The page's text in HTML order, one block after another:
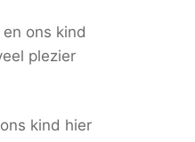
ons kind
plezier
kind hier